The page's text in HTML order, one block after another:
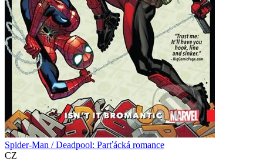
Spider-Man / Deadpool: Parťácká romance
CZ